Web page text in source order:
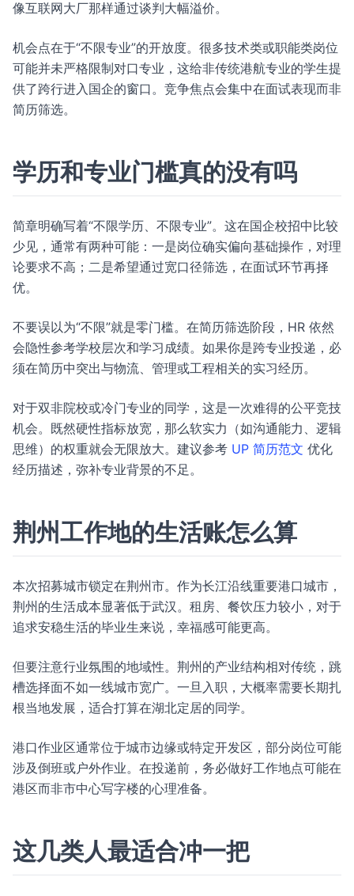
像互联网大厂那样通过谈判大幅溢价。
机会点在于“不限专业”的开放度。很多技术类或职能类岗位
可能并未严格限制对口专业，这给非传统港航专业的学生提
供了跨行进入国企的窗口。竞争焦点会集中在面试表现而非
简历筛选。
学历和专业门槛真的没有吗
简章明确写着“不限学历、不限专业”。这在国企校招中比较
少见，通常有两种可能：一是岗位确实偏向基础操作，对理
论要求不高；二是希望通过宽口径筛选，在面试环节再择
优。
不要误以为“不限”就是零门槛。在简历筛选阶段，HR 依然
会隐性参考学校层次和学习成绩。如果你是跨专业投递，必
须在简历中突出与物流、管理或工程相关的实习经历。
对于双非院校或冷门专业的同学，这是一次难得的公平竞技
机会。既然硬性指标放宽，那么软实力（如沟通能力、逻辑
思维）的权重就会无限放大。建议参考 UP 简历范文 优化
经历描述，弥补专业背景的不足。
荆州工作地的生活账怎么算
本次招募城市锁定在荆州市。作为长江沿线重要港口城市，
荆州的生活成本显著低于武汉。租房、餐饮压力较小，对于
追求安稳生活的毕业生来说，幸福感可能更高。
但要注意行业氛围的地域性。荆州的产业结构相对传统，跳
槽选择面不如一线城市宽广。一旦入职，大概率需要长期扎
根当地发展，适合打算在湖北定居的同学。
港口作业区通常位于城市边缘或特定开发区，部分岗位可能
涉及倒班或户外作业。在投递前，务必做好工作地点可能在
港区而非市中心写字楼的心理准备。
这几类人最适合冲一把